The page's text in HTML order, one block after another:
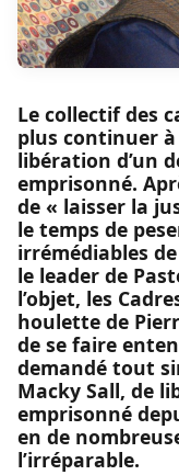
Le collectif des
plus continuer
libération d’un
emprisonné.
de « laisser la
le temps de
irrémédiables
le leader de
l’objet, les
houlette de
de se faire
demandé tout
Macky Sall, de
emprisonné
en de
l’irréparable.